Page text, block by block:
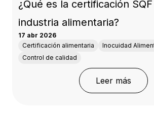
¿Qué es la certificación
industria alimentaria?
17 abr 2026
Certificación alimentaria
Inocuidad
Control de calidad
Leer más :